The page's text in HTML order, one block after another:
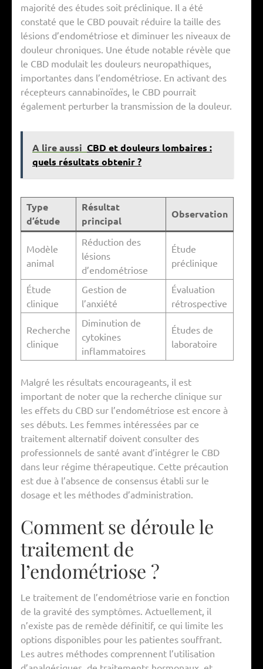
majorité des études soit préclinique. Il a été
constaté que le CBD pouvait réduire la taille des
lésions d’endométriose et diminuer les niveaux de
douleur chroniques. Une étude notable révèle que
le CBD modulait les douleurs neuropathiques,
importantes dans l’endométriose. En activant des
récepteurs cannabinoïdes, le CBD pourrait
également perturber la transmission de la douleur.
A lire aussi CBD et douleurs lombaires :
quels résultats obtenir ?
Type
d’étude
Résultat
principal
Observation
Modèle
animal
Réduction des
lésions
d’endométriose
Étude
préclinique
Étude
clinique
Gestion de
l’anxiété
Évaluation
rétrospective
Recherche
clinique
Diminution de
cytokines
inflammatoires
Études de
laboratoire
Malgré les résultats encourageants, il est
important de noter que la recherche clinique sur
les effets du CBD sur l’endométriose est encore à
ses débuts. Les femmes intéressées par ce
traitement alternatif doivent consulter des
professionnels de santé avant d’intégrer le CBD
dans leur régime thérapeutique. Cette précaution
est due à l’absence de consensus établi sur le
dosage et les méthodes d’administration.
Comment se déroule le
traitement de
l’endométriose ?
Le traitement de l’endométriose varie en fonction
de la gravité des symptômes. Actuellement, il
n’existe pas de remède définitif, ce qui limite les
options disponibles pour les patientes souffrant.
Les autres méthodes comprennent l’utilisation